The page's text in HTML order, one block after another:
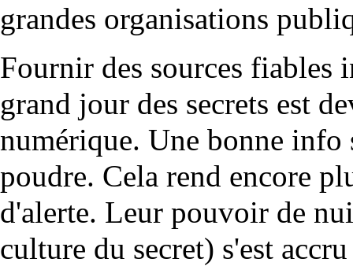
grandes organisations
Fournir des sources fiables
grand jour des secrets est
numérique. Une bonne info
poudre. Cela rend encore
d'alerte. Leur pouvoir de
culture du secret) s'est